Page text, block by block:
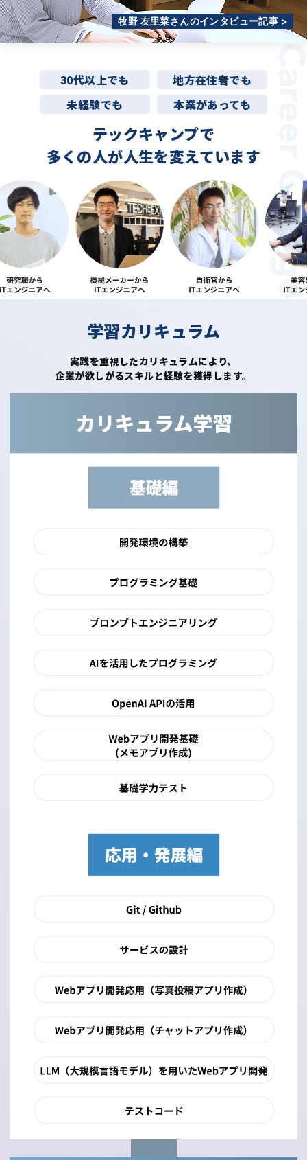
牧野 友里菜さんのインタビュー記事 >
30代以上でも
地方在住者でも
未経験でも
本業があっても
テックキャンプで
多くの人が人生を変えています
学習カリキュラム
実践を重視したカリキュラムにより、
企業が欲しがるスキルと経験を獲得します。